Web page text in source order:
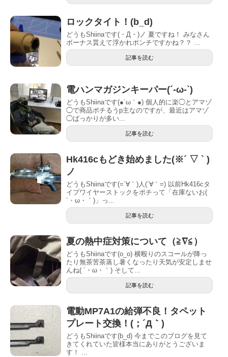
ロックタイト！(b_d)
どうもShiinaです(・Д・)ノ 夏ですね！ みなさん
ボーナス貰えて浮かれポンチですかね？？ ...
記事を読む
電ハンマガジンキーパー(´-ω-`)
どうもShiinaです(●´ω｀●) 個人的に楽◯とアマゾ
◯で商品ポチるうp主なのですが、最近はアマゾ
◯ばっかりが多い...
記事を読む
Hk416cもどき始めました(※´ ▽ ` )
ノ
どうもShiinaです(=´∀｀)人(´∀｀=) 以前Hk416cタ
イプワイヤーストックをポチって「在庫ないお(
´・ω・｀)」っ...
記事を読む
夏の熱中症対策について（≧∇≦）
どうもShiinaです(o_o) 横殴りのスコールが降っ
たり無茶苦茶蒸し暑くなったり天気が安定しませ
んね( ´・ω・｀) そして...
記事を読む
電動MP7A1の給弾不良！タペット
プレート交換！(；´Д｀)
どうもShiinaです(b_d) 今までこのブログを見て
きてくれていた皆様本当にありがとうございま
す！ ...